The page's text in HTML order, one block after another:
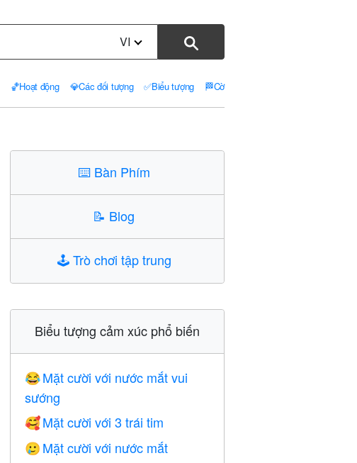
VI
🏀Hoạt động 💎Các đối tượng ✅Biểu tượng 🏁Cờ
⌨️ Bàn Phím
📝 Blog
🕹️Trò chơi tập trung
Biểu tượng cảm xúc phổ biến
😂 Mặt cười với nước mắt vui
sướng
🥰 Mặt cười với 3 trái tim
🥲 Mặt cười với nước mắt